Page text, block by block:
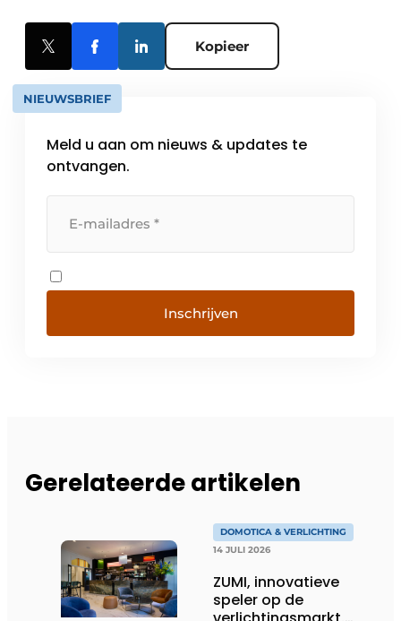
Kopieer
NIEUWSBRIEF
Meld u aan om nieuws & updates te
ontvangen.
Inschrijven
Gerelateerde artikelen
DOMOTICA & VERLICHTING
14 JULI 2026
ZUMI, innovatieve
speler op de